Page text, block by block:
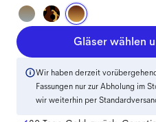
Gläser wählen
Wir haben derzeit
Fassungen nur zur Abholung im
wir weiterhin per